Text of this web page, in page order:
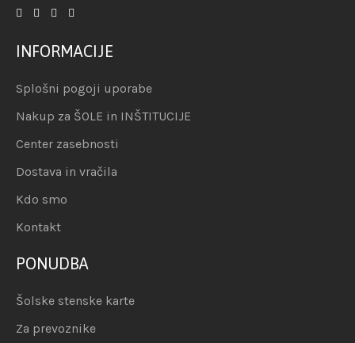
INFORMACIJE
Splošni pogoji uporabe
Nakup za ŠOLE in INŠTITUCIJE
Center zasebnosti
Dostava in vračila
Kdo smo
Kontakt
PONUDBA
Šolske stenske karte
Za prevoznike